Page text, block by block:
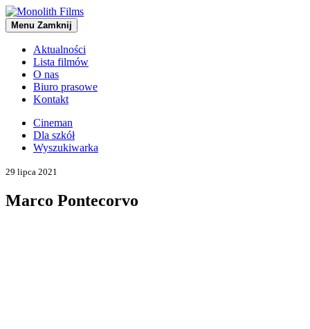
Menu Zamknij
Aktualności
Lista filmów
O nas
Biuro prasowe
Kontakt
Cineman
Dla szkół
Wyszukiwarka
29 lipca 2021
Marco Pontecorvo